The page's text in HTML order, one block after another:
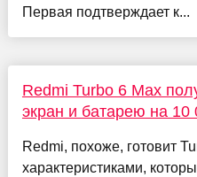
Первая подтверждает к...
Redmi Turbo 6 Max
экран и батарею на 10
Redmi, похоже, готовит
характеристиками,